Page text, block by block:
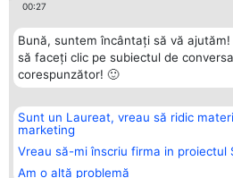
00:27
Bună, suntem încântați să vă ajutăm!
să faceți clic pe subiectul de
corespunzător! 🙂
Sunt un Laureat, vreau să ridic
marketing
Vreau să-mi înscriu firma in proiectul
Am o altă problemă
Organizator Ranking
BRIGHT SOLUTIONS BR SRL
Aleea Timisul De Sus 2 Bl. A30
Sc. A Et. 4 Ap. 13 Cod 061952
București
Plebiscyt
Lista Tuturor
Laureaților